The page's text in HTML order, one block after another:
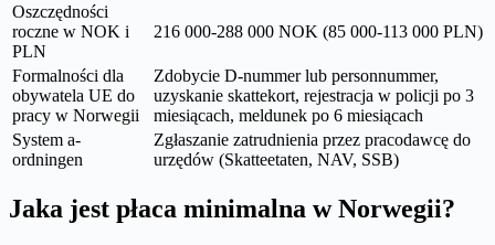
Oszczędności
roczne w NOK i
PLN
216 000-288 000 NOK (85 000-113 000 PLN)
Formalności dla
obywatela UE do
pracy w Norwegii
Zdobycie D-nummer lub personnummer,
uzyskanie skattekort, rejestracja w policji po 3
miesiącach, meldunek po 6 miesiącach
System a-
ordningen
Zgłaszanie zatrudnienia przez pracodawcę do
urzędów (Skatteetaten, NAV, SSB)
Jaka jest płaca minimalna w Norwegii?